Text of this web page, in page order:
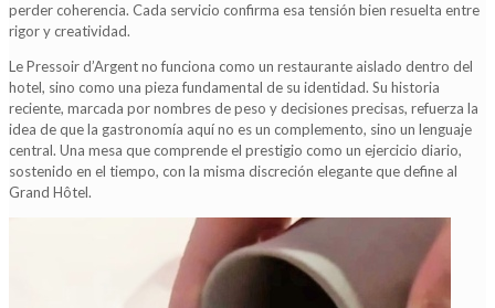
perder coherencia. Cada servicio confirma esa tensión bien resuelta entre
rigor y creatividad.
Le Pressoir d’Argent no funciona como un restaurante aislado dentro del
hotel, sino como una pieza fundamental de su identidad. Su historia
reciente, marcada por nombres de peso y decisiones precisas, refuerza la
idea de que la gastronomía aquí no es un complemento, sino un lenguaje
central. Una mesa que comprende el prestigio como un ejercicio diario,
sostenido en el tiempo, con la misma discreción elegante que define al
Grand Hôtel.